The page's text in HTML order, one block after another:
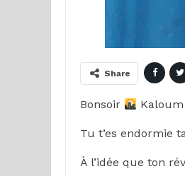
Share
Bonsoir Kaloum
Tu t’es endormie
À l’idée que ton